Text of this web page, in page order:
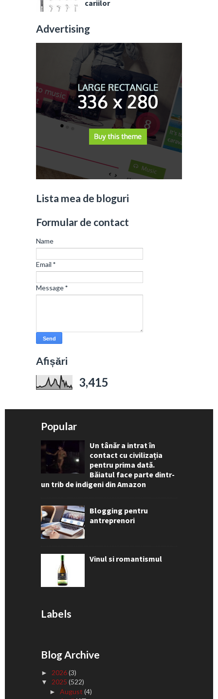
cariilor
Advertising
Lista mea de bloguri
Formular de contact
Name
Email *
Message*
Afișări
3,415
Popular
Un tânăr a intrat în
contact cu civilizația
pentru prima dată.
Băiatul face parte dintr-
un trib de indigeni din Amazon
Blogging pentru
antreprenori
Vinul si romantismul
Labels
Blog Archive
► 2026(3)
▼ 2025 (522)
► August (4)